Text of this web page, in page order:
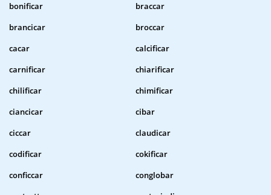
bonificar
braccar
brancicar
broccar
cacar
calcificar
carnificar
chiarificar
chilificar
chimificar
ciancicar
cibar
ciccar
claudicar
codificar
cokificar
conficcar
conglobar